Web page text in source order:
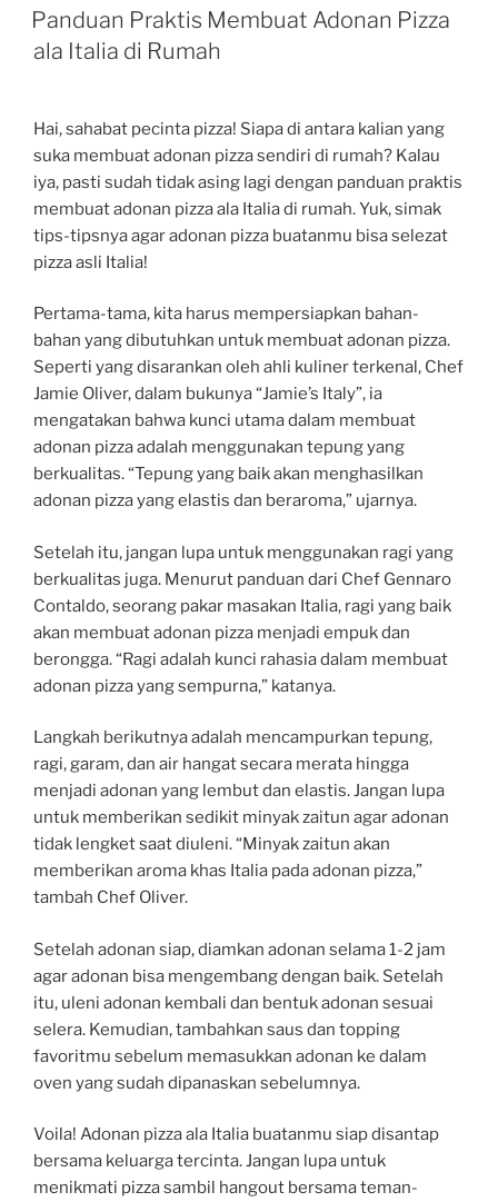
ON
Panduan Praktis Membuat Adonan Pizza
ala Italia di Rumah
Hai, sahabat pecinta pizza! Siapa di antara kalian yang
suka membuat adonan pizza sendiri di rumah? Kalau
iya, pasti sudah tidak asing lagi dengan panduan praktis
membuat adonan pizza ala Italia di rumah. Yuk, simak
tips-tipsnya agar adonan pizza buatanmu bisa selezat
pizza asli Italia!
Pertama-tama, kita harus mempersiapkan bahan-
bahan yang dibutuhkan untuk membuat adonan pizza.
Seperti yang disarankan oleh ahli kuliner terkenal, Chef
Jamie Oliver, dalam bukunya “Jamie’s Italy”, ia
mengatakan bahwa kunci utama dalam membuat
adonan pizza adalah menggunakan tepung yang
berkualitas. “Tepung yang baik akan menghasilkan
adonan pizza yang elastis dan beraroma,” ujarnya.
Setelah itu, jangan lupa untuk menggunakan ragi yang
berkualitas juga. Menurut panduan dari Chef Gennaro
Contaldo, seorang pakar masakan Italia, ragi yang baik
akan membuat adonan pizza menjadi empuk dan
berongga. “Ragi adalah kunci rahasia dalam membuat
adonan pizza yang sempurna,” katanya.
Langkah berikutnya adalah mencampurkan tepung,
ragi, garam, dan air hangat secara merata hingga
menjadi adonan yang lembut dan elastis. Jangan lupa
untuk memberikan sedikit minyak zaitun agar adonan
tidak lengket saat diuleni. “Minyak zaitun akan
memberikan aroma khas Italia pada adonan pizza,”
tambah Chef Oliver.
Setelah adonan siap, diamkan adonan selama 1-2 jam
agar adonan bisa mengembang dengan baik. Setelah
itu, uleni adonan kembali dan bentuk adonan sesuai
selera. Kemudian, tambahkan saus dan topping
favoritmu sebelum memasukkan adonan ke dalam
oven yang sudah dipanaskan sebelumnya.
Voila! Adonan pizza ala Italia buatanmu siap disantap
bersama keluarga tercinta. Jangan lupa untuk
menikmati pizza sambil hangout bersama teman-